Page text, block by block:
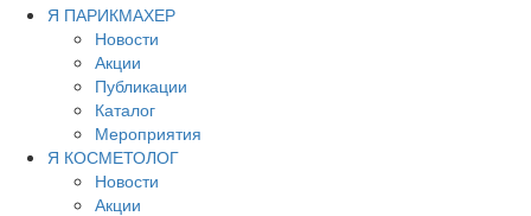
Я ПАРИКМАХЕР
Новости
Акции
Публикации
Каталог
Мероприятия
Я КОСМЕТОЛОГ
Новости
Акции